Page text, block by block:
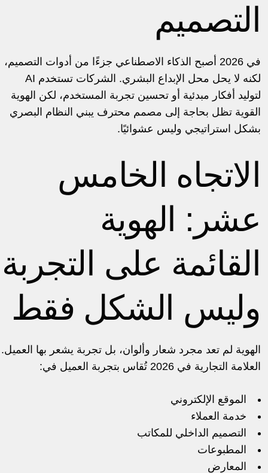
التصميم
في 2026 أصبح الذكاء الاصطناعي جزءًا من أدوات التصميم،
لكنه لا يحل محل الإبداع البشري. الشركات تستخدم AI
لتوليد أفكار مبدئية أو تحسين تجربة المستخدم، لكن الهوية
القوية تظل بحاجة إلى مصمم محترف يبني النظام البصري
بشكل استراتيجي وليس عشوائيًا.
الاتجاه الخامس
عشر: الهوية
القائمة على التجربة
وليس الشكل فقط
الهوية لم تعد مجرد شعار وألوان، بل تجربة يشعر بها العميل.
العلامة التجارية في 2026 تُقاس بتجربة العميل في:
الموقع الإلكتروني
خدمة العملاء
التصميم الداخلي للمكاتب
المطبوعات
المعارض